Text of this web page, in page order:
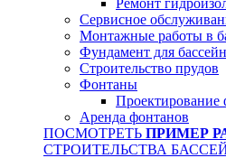
Ремонт
Сервисное
Монтажные работы в
Фундамент для
Строительство прудов
Фонтаны
Проектирование
Аренда фонтанов
ПОСМОТРЕТЬ ПРИМЕР
СТРОИТЕЛЬСТВА